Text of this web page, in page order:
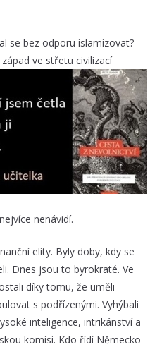
se bez odporu islamizovat?
ve střetu civilizací
nenávidí.
elity. Byly doby, kdy se
Dnes jsou to byrokraté. Ve
díky tomu, že uměli
s podřízenými. Vyhýbali
inteligence, intrikánství a
komisi. Kdo řídí Německo